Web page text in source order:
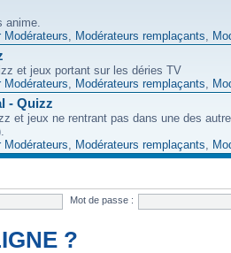
anime.
Modérateurs Modérateurs remplaçants
et jeux portant sur les déries TV
Modérateurs Modérateurs remplaçants
- Quizz
et jeux ne rentrant pas dans une des
Modérateurs Modérateurs remplaçants
Mot de passe :
?